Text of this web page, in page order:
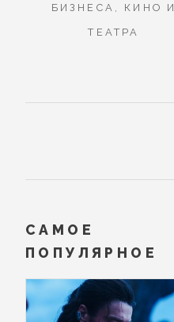
БИЗНЕСА, КИНО И
ТЕАТРА
САМОЕ
ПОПУЛЯРНОЕ